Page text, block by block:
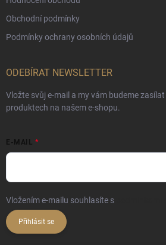
Obchodní podmínky
Podmínky ochrany osobních údajů
ODEBÍRAT NEWSLETTER
Vložte svůj e-mail a my vám budeme
produktech na našem e-shopu.
E-MAIL
Vložením e-mailu souhlasíte s
Přihlásit se